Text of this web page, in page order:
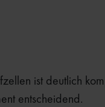
ist deutlich
entscheidend.